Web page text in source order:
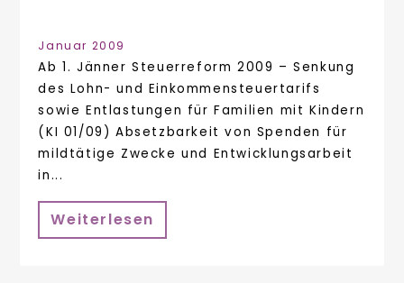
Januar 2009
Ab 1. Jänner Steuerreform 2009 – Senkung
des Lohn- und Einkommensteuertarifs
sowie Entlastungen für Familien mit Kindern
(KI 01/09) Absetzbarkeit von Spenden für
mildtätige Zwecke und Entwicklungsarbeit
in...
Weiterlesen